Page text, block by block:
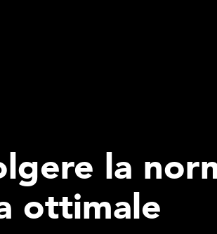
la
ottimale